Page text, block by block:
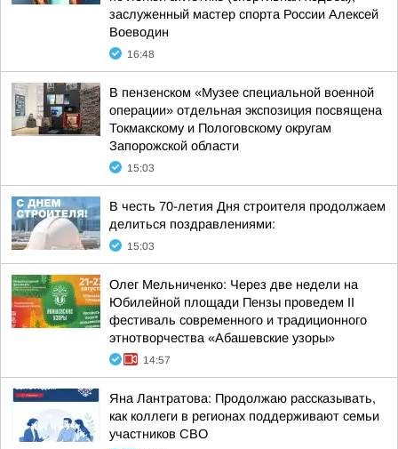
заслуженный мастер спорта России Алексей
Воеводин
16:48
В пензенском «Музее специальной военной
операции» отдельная экспозиция посвящена
Токмакскому и Пологовскому округам
Запорожской области
15:03
В честь 70-летия Дня строителя продолжаем
делиться поздравлениями:
15:03
Олег Мельниченко: Через две недели на
Юбилейной площади Пензы проведем II
фестиваль современного и традиционного
этнотворчества «Абашевские узоры»
14:57
Яна Лантратова: Продолжаю рассказывать,
как коллеги в регионах поддерживают семьи
участников СВО